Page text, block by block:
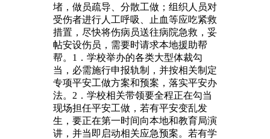
堵，做员疏导、分散工做；组织人员对
受伤者进行人工呼吸、止血等应吃紧救
措置，尽快将伤病员送往病院急救，妥
帖安设伤员，需要时请求本地援助帮
帮。1．学校举办的各类大型体裁勾
当，必需施行申报轨制，并按相关制定
专项平安工做方案和预案，落实平安办
法。2．学校相关带领要全程正在勾当
现场担任平安工做，若有平安变乱发
生，要正在第一时间向本地和教育局演
讲，并当即启动相关应急预案。若有学